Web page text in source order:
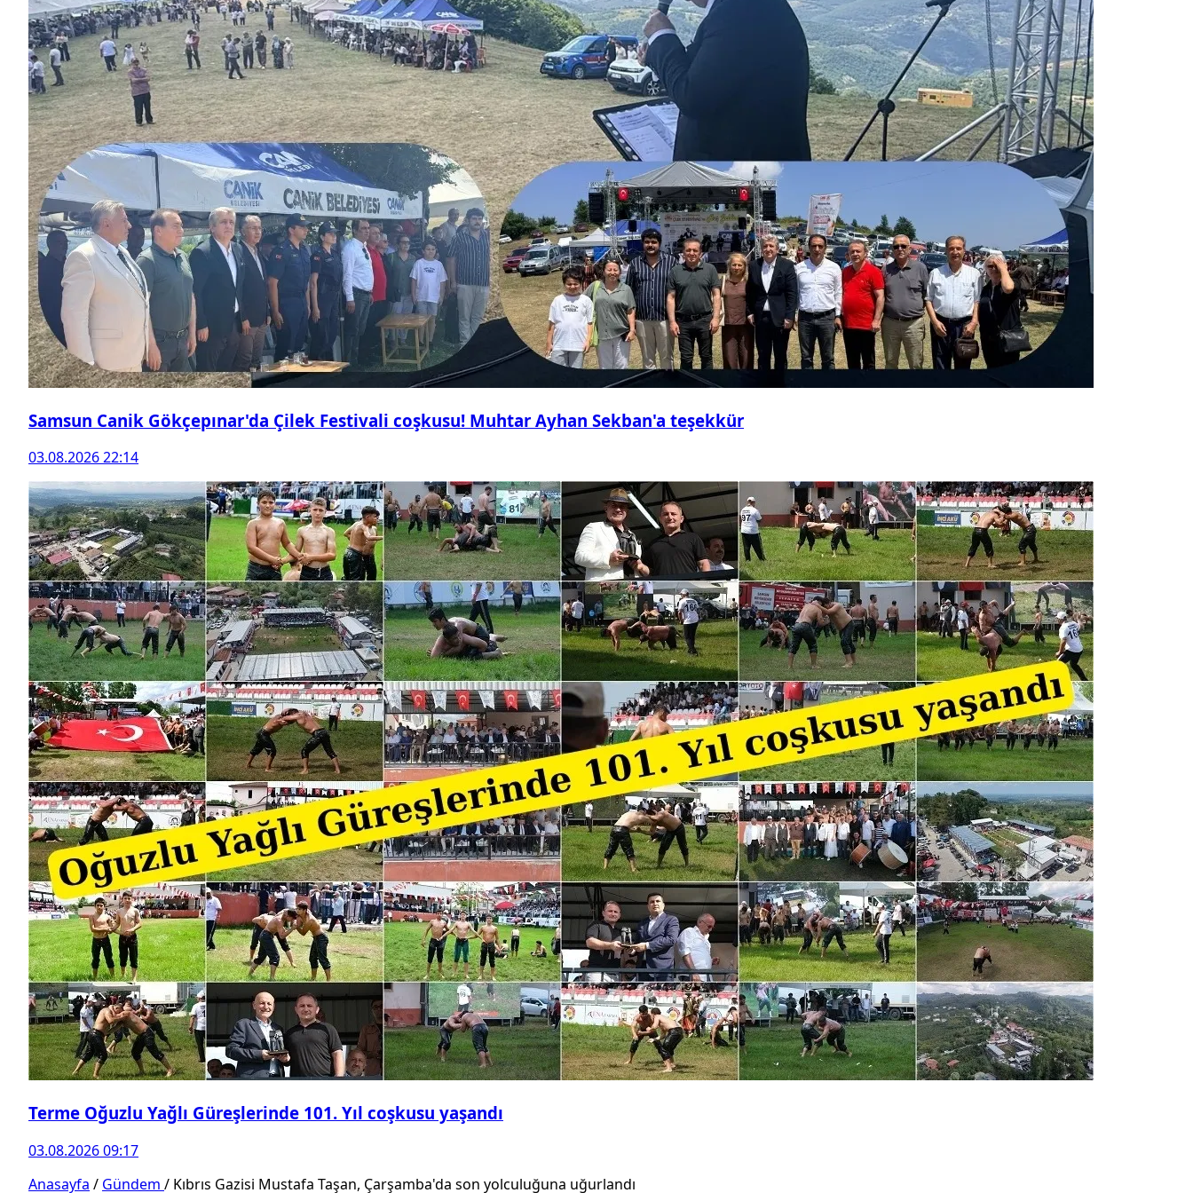
Samsun Canik Gökçepınar'da Çilek Festivali coşkusu! Muhtar Ayhan Sekban'a teşekkür
03.08.2026 22:14
Terme Oğuzlu Yağlı Güreşlerinde 101. Yıl coşkusu yaşandı
03.08.2026 09:17
Anasayfa / Gündem / Kıbrıs Gazisi Mustafa Taşan, Çarşamba'da son yolculuğuna uğurlandı